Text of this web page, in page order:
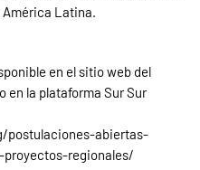
América Latina.
en el sitio web del
en la plataforma Sur Sur
postulaciones-abiertas-
regionales/